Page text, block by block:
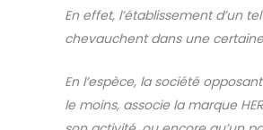
En effet, l’établissement d’un
chevauchent dans une
En l’espèce, la société
le moins, associe la marque